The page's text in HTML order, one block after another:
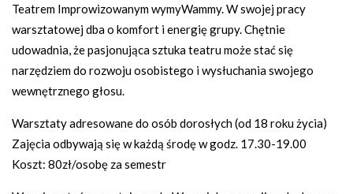
Teatrem Improwizowanym wymyWammy. W swojej pracy
warsztatowej dba o komfort i energię grupy. Chętnie
udowadnia, że pasjonująca sztuka teatru może stać się
narzędziem do rozwoju osobistego i wysłuchania swojego
wewnętrznego głosu.
Warsztaty adresowane do osób dorosłych (od 18 roku życia)
Zajęcia odbywają się w każdą środę w godz. 17.30-19.00
Koszt: 80zł/osobę za semestr